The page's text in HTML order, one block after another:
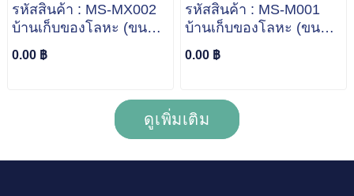
รหัสสินค้า : MS-MX002
บ้านเก็บของโลหะ (ขนาด
2.61*1.21*1.76 เมตร)
ไม่มีพื้นภายใน
0.00 ฿
รหัสสินค้า : MS-M001
บ้านเก็บของโลหะ (ขนาด
2.13*1.91*1.95 เมตร)
ไม่มีพื้นภายใน
0.00 ฿
ดูเพิ่มเติม